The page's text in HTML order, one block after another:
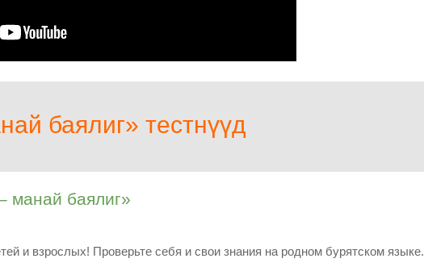
баялиг» тестнүүд
манай баялиг»
и взрослых! Проверьте себя и свои знания на родном бурятском языке.